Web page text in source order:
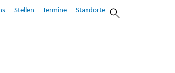
Stellen Termine Standorte